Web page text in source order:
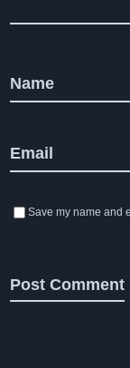
Name
Email
Save my name and